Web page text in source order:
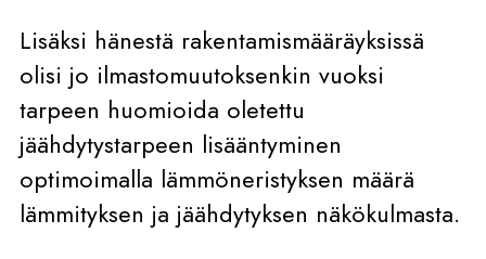
Lisäksi hänestä rakentamismääräyksissä
olisi jo ilmastomuutoksenkin vuoksi
tarpeen huomioida oletettu
jäähdytystarpeen lisääntyminen
optimoimalla lämmöneristyksen määrä
lämmityksen ja jäähdytyksen näkökulmasta.